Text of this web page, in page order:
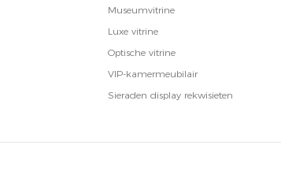
Museumvitrine
Luxe vitrine
Optische vitrine
VIP-kamermeubilair
Sieraden display rekwisieten